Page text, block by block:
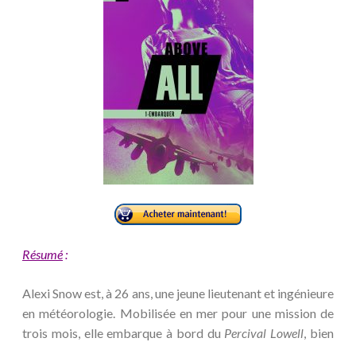
Résumé:
Alexi Snow est, à 26 ans, une jeune lieutenant et ingénieure
en météorologie. Mobilisée en mer pour une mission de
trois mois, elle embarque à bord du Percival Lowell, bien